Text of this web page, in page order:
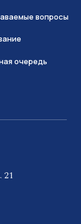
вопросы
очередь
21